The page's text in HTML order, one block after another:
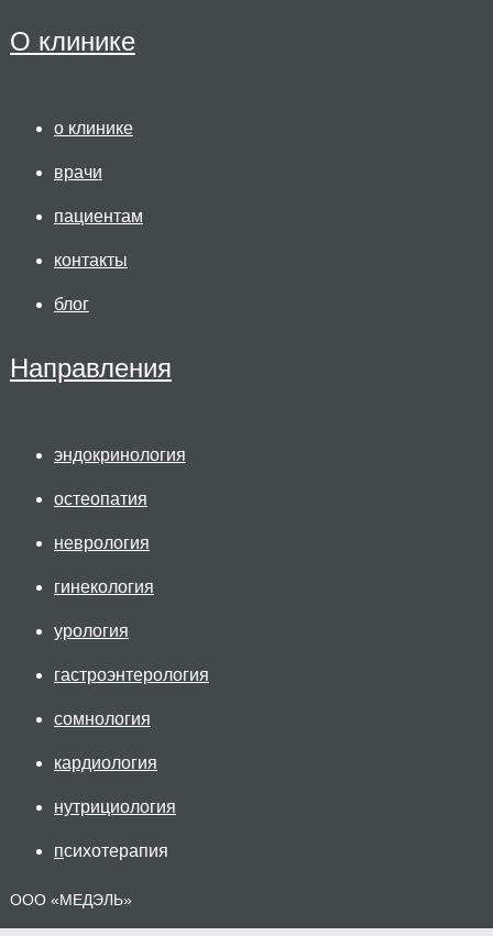
О клинике
эндокринология
остеопатия
неврология
гинекология
урология
Направления
гастроэнтерология
сомнология
кардиология
нутрициология
психотерапия
ООО «МЕДЭЛЬ»
о клинике
врачи
пациентам
контакты
блог